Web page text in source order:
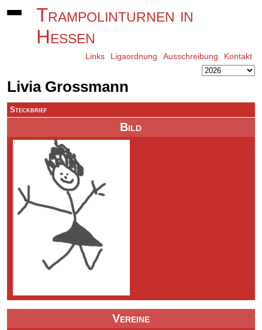
Trampolinturnen in
Hessen
Links Ligaordnung Ausschreibung Kontakt
Livia Grossmann
Bild
Vereine
Steckbrief